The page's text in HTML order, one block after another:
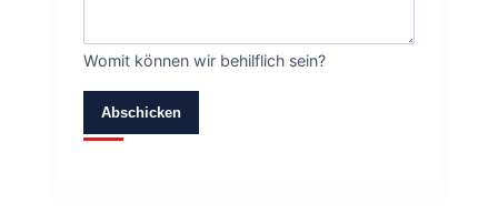
Womit können wir behilflich sein?
Abschicken